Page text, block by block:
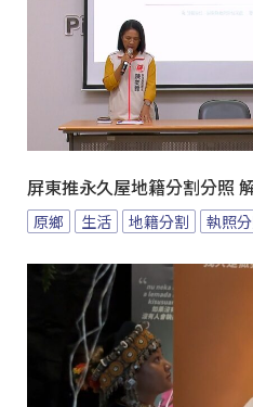
屏東推永久屋地籍分割分照
原鄉 生活 地籍分割 執照